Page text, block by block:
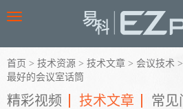
Toggle
首页 > 技术资源 > 技术文章 > 会议技术 >
最好的会议室话筒
精彩视频 技术文章 常见